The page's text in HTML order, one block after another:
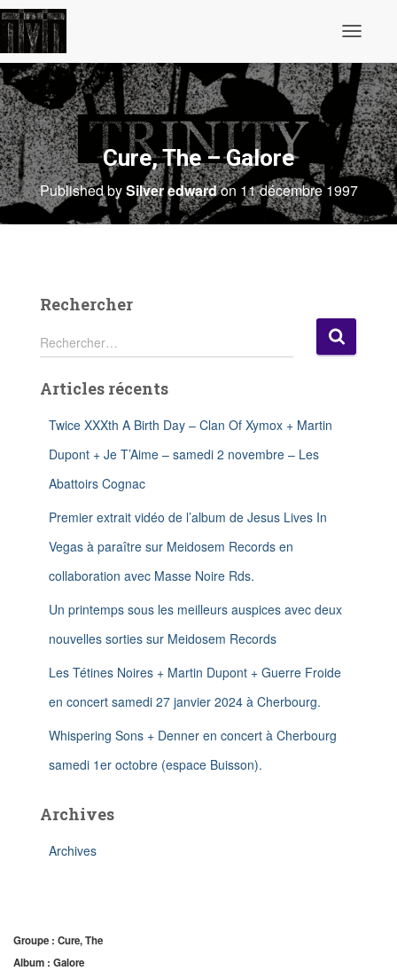
r
/
f
e
r
m
e
r
i
t
Cure, The – Galore
Published bySilver edwardon 11 décembre 1997
Rechercher
R
e
h
Rechercher…
Articles récents
Twice XXXth A Birth Day – Clan Of Xymox + Martin
Dupont + Je T’Aime – samedi 2 novembre – Les
Abattoirs Cognac
Premier extrait vidéo de l’album de Jesus Lives In
Vegas à paraître sur Meidosem Records en
collaboration avec Masse Noire Rds.
Un printemps sous les meilleurs auspices avec deux
nouvelles sorties sur Meidosem Records
Les Tétines Noires + Martin Dupont + Guerre Froide
en concert samedi 27 janvier 2024 à Cherbourg.
Whispering Sons + Denner en concert à Cherbourg
samedi 1er octobre (espace Buisson).
Archives
Archives
Groupe : Cure, The
Album : Galore